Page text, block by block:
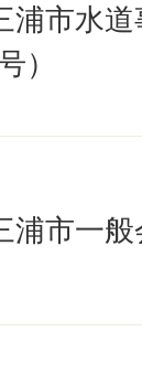
浦市水
）
浦市一